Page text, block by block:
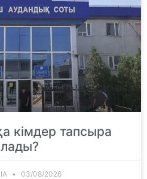
кімдер тапсыра
03/08/2026